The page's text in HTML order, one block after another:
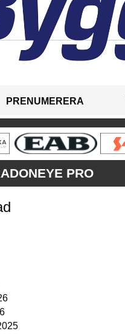
PRENUMERERA
PRO